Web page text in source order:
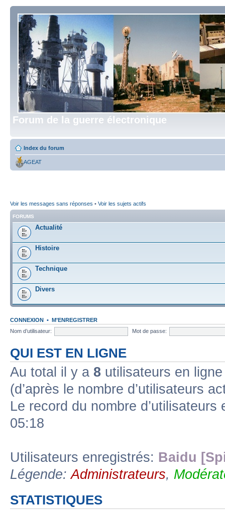
Forum de la guerre électronique
Index du forum
AGEAT
Voir les messages sans réponses • Voir les sujets actifs
FORUMS
Actualité
Histoire
Technique
Divers
CONNEXION • M’ENREGISTRER
Nom d’utilisateur:
Mot de passe:
QUI EST EN LIGNE
Au total il y a 8 utilisateurs en
(d’après le nombre d’utilisateurs
Le record du nombre
05:18
Utilisateurs enregistrés: Baidu
Légende:Administrateurs,
STATISTIQUES